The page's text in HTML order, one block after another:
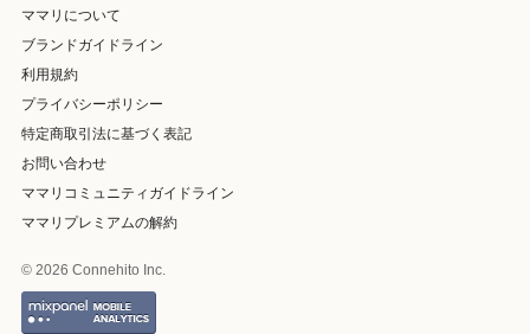
ママリについて
ブランドガイドライン
利用規約
プライバシーポリシー
特定商取引法に基づく表記
お問い合わせ
ママリコミュニティガイドライン
ママリプレミアムの解約
© 2026 Connehito Inc.